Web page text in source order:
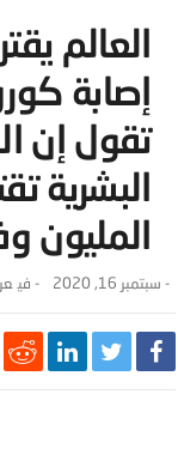
إصابة
تقول إن
البشرية
المليون
- سبتمبر 16, 2020 - ‎في